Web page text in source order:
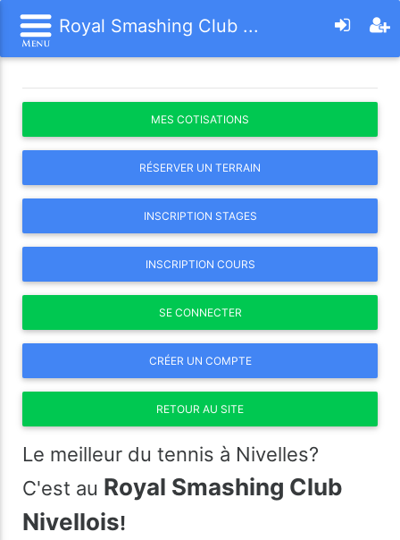
Royal Smashing Club ...
MES COTISATIONS
RÉSERVER UN TERRAIN
INSCRIPTION STAGES
INSCRIPTION COURS
SE CONNECTER
CRÉER UN COMPTE
RETOUR AU SITE
Le meilleur du tennis à Nivelles?
C'est au Royal Smashing Club
Nivellois!